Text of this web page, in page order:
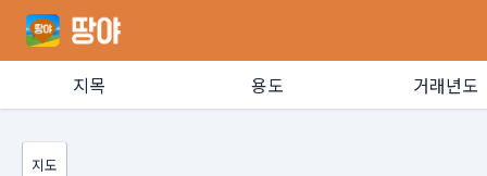
지목 용도 거래년도
지도